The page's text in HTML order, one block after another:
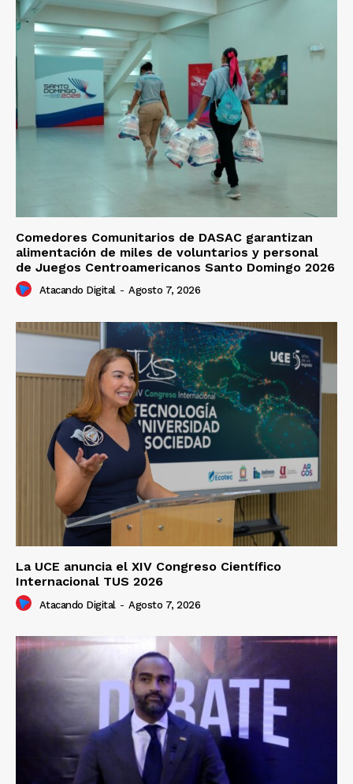
Comedores Comunitarios de DASAC garantizan
alimentación de miles de voluntarios y personal
de Juegos Centroamericanos Santo Domingo 2026
Atacando Digital - Agosto 7, 2026
La UCE anuncia el XIV Congreso Científico
Internacional TUS 2026
Atacando Digital - Agosto 7, 2026